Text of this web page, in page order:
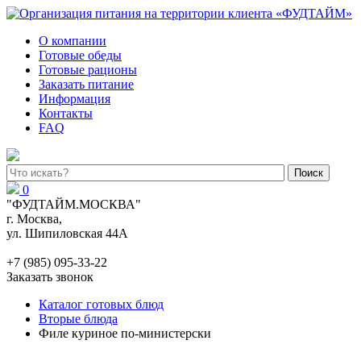
О компании
Готовые обеды
Готовые рационы
Заказать питание
Информация
Контакты
FAQ
Поиск
0
"ФУДТАЙМ.МОСКВА"
г. Москва,
ул. Шипиловская 44А
+7 (985) 095-33-22
Заказать звонок
Каталог готовых блюд
Вторые блюда
Филе куриное по-министерски